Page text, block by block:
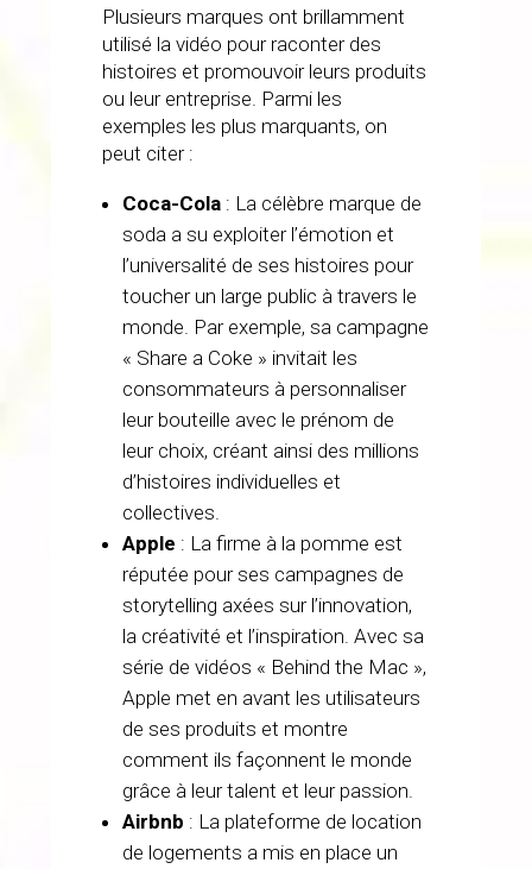
Plusieurs marques ont brillamment
utilisé la vidéo pour raconter des
histoires et promouvoir leurs produits
ou leur entreprise. Parmi les
exemples les plus marquants, on
peut citer :
Coca-Cola : La célèbre marque de
soda a su exploiter l’émotion et
l’universalité de ses histoires pour
toucher un large public à travers le
monde. Par exemple, sa campagne
« Share a Coke » invitait les
consommateurs à personnaliser
leur bouteille avec le prénom de
leur choix, créant ainsi des millions
d’histoires individuelles et
collectives.
Apple : La firme à la pomme est
réputée pour ses campagnes de
storytelling axées sur l’innovation,
la créativité et l’inspiration. Avec sa
série de vidéos « Behind the Mac »,
Apple met en avant les utilisateurs
de ses produits et montre
comment ils façonnent le monde
grâce à leur talent et leur passion.
Airbnb : La plateforme de location
de logements a mis en place un